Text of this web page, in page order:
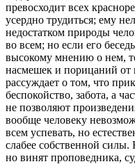
превосходит всех
усердно трудиться; ему
недостатком природы
во всем; но если его
высокому мнению о нем,
насмешек и порицаний от
рассуждает о том, что
беспокойство, забота, а
не позволяют
вообще человеку
всем успевать, но
слабее собственной
но винят проповедника,